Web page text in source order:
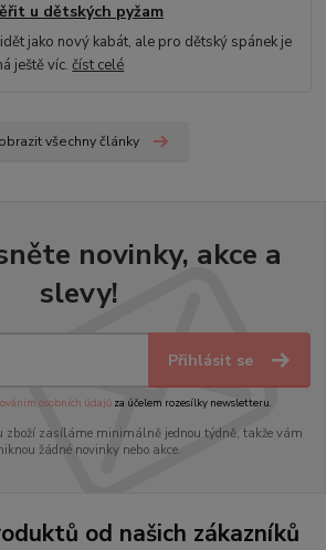
u dětských pyžam
jako nový kabát, ale pro dětský spánek je
ještě víc.číst celé
všechny články
novinky, akce a
slevy!
Přihlásit se
osobních údajůza účelem rozesílky newsletteru.
zboží zasíláme minimálně jednou týdně, takže vám
žádné novinky nebo akce.
od našich zákazníků